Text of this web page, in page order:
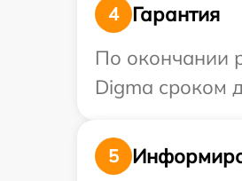
4
Гарантия
По окончании
Digma сроком
5